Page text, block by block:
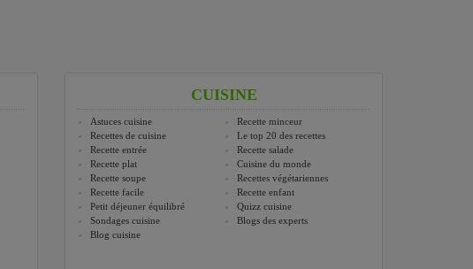
CUISINE
Astuces cuisine
Recette minceur
Recettes de cuisine
Le top 20 des recettes
Recette entrée
Recette salade
Recette plat
Cuisine du monde
Recette soupe
Recettes végétariennes
Recette facile
Recette enfant
Petit déjeuner équilibré
Quizz cuisine
Sondages cuisine
Blogs des experts
Blog cuisine